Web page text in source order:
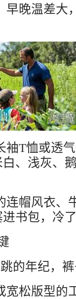
早晚温差大
袖T恤或透
、浅灰、
连帽风衣、
书包，冷
的年纪，
宽松版型的